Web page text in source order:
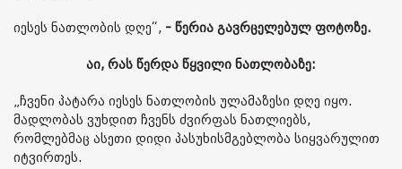
იესეს ნათლობის დღე“, - წერია გავრცელებულ ფოტოზე.
აი, რას წერდა წყვილი ნათლობაზე:
„ჩვენი პატარა იესეს ნათლობის ულამაზესი დღე იყო.
მადლობას ვუხდით ჩვენს ძვირფას ნათლიებს,
რომლებმაც ასეთი დიდი პასუხისმგებლობა სიყვარულით
იტვირთეს.